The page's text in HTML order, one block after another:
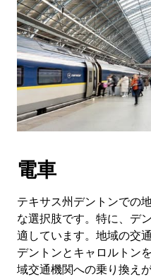
電車
テキサス州デントンでの
な選択肢です。特に、デ
適しています。地域の交
デントンとキャロルトン
域交通機関への乗り換え